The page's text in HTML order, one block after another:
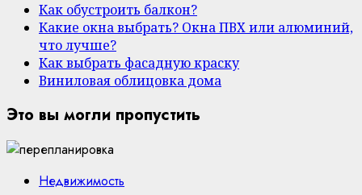
Как обустроить балкон?
Какие окна выбрать? Окна ПВХ или алюминий,
что лучше?
Как выбрать фасадную краску
Виниловая облицовка дома
Это вы могли пропустить
Недвижимость